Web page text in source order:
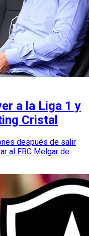
a la Liga 1 y
Cristal
después de salir
al FBC Melgar de